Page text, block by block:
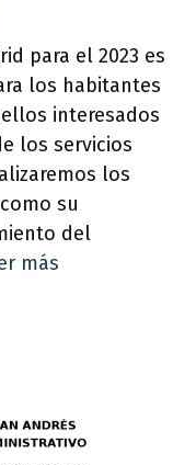
para el 2023 es
los habitantes
interesados
los servicios
los
su
del
más